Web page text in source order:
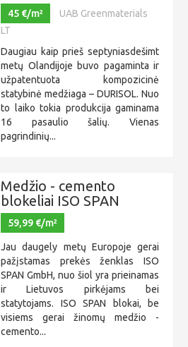
45 €/m²
UAB Greenmaterials
LT
Daugiau kaip prieš septyniasdešimt
metų Olandijoje buvo pagaminta ir
užpatentuota kompozicinė
statybinė medžiaga – DURISOL. Nuo
to laiko tokia produkcija gaminama
16 pasaulio šalių. Vienas
pagrindinių...
Medžio - cemento
blokeliai ISO SPAN
59,99 €/m²
Jau daugely metų Europoje gerai
pažįstamas prekės ženklas ISO
SPAN GmbH, nuo šiol yra prieinamas
ir Lietuvos pirkėjams bei
statytojams. ISO SPAN blokai, be
visiems gerai žinomų medžio -
cemento...